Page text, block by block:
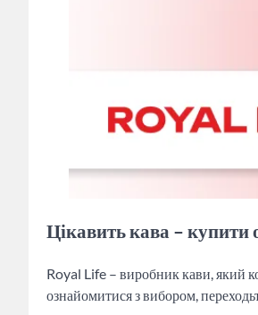
Цікавить кава –
Royal Life – виробник кави, який
ознайомитися з вибором,